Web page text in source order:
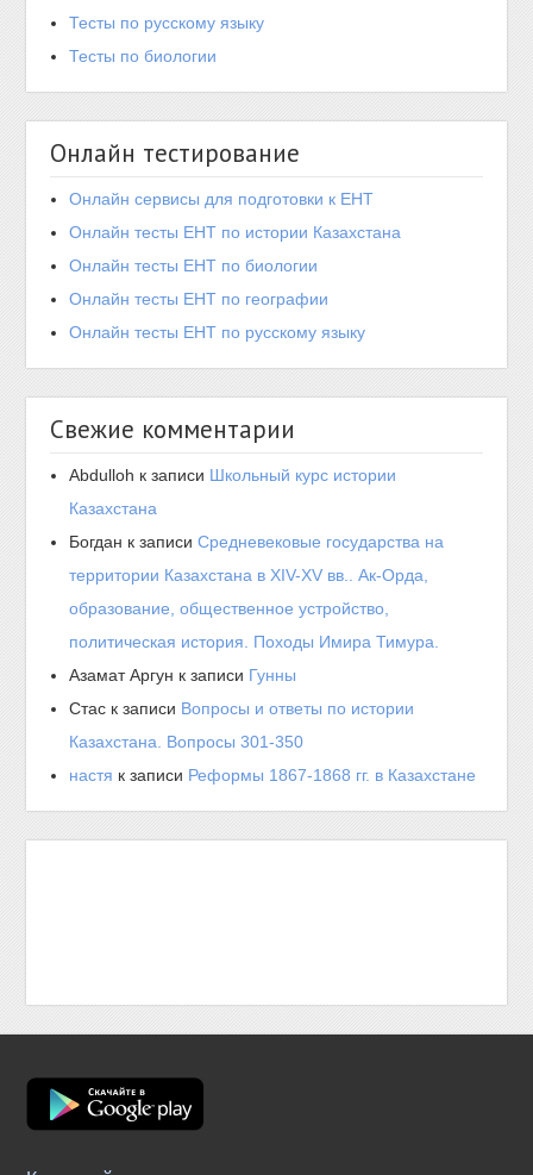
Тесты по русскому языку
Тесты по биологии
Онлайн тестирование
Онлайн сервисы для подготовки к ЕНТ
Онлайн тесты ЕНТ по истории Казахстана
Онлайн тесты ЕНТ по биологии
Онлайн тесты ЕНТ по географии
Онлайн тесты ЕНТ по русскому языку
Свежие комментарии
Abdulloh к записи Школьный курс истории
Казахстана
Богдан к записиСредневековые государства на
территории Казахстана в XIV-XV вв.. Ак-Орда,
образование, общественное устройство,
политическая история. Походы Имира Тимура.
Азамат Аргун к записи Гунны
Стас к записи Вопросы и ответы по истории
Казахстана. Вопросы 301-350
настя к записи Реформы 1867-1868 гг. в Казахстане